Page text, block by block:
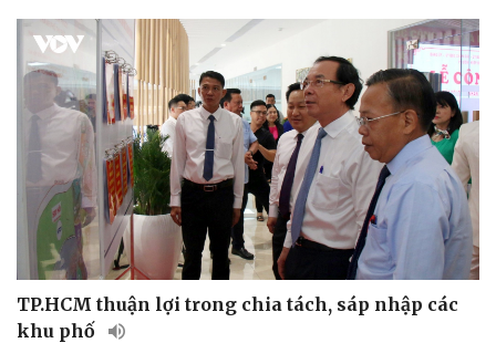
TP.HCM thuận lợi trong chia tách, sáp nhập các
khu phố